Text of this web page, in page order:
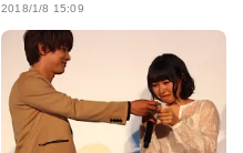
2018/1/8 15:09